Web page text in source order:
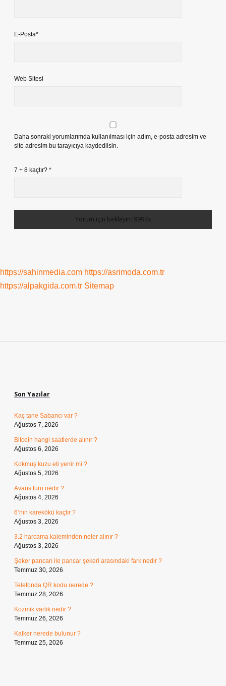
E-Posta*
Web Sitesi
Daha sonraki yorumlarımda kullanılması için adım, e-posta adresim ve
site adresim bu tarayıcıya kaydedilsin.
7 + 8 kaçtır? *
https://sahinmedia.com https://asrimoda.com.tr
https://alpakgida.com.tr Sitemap
Son Yazılar
Kaç tane Sabancı var ?
Ağustos 7, 2026
Bitcoin hangi saatlerde alınır ?
Ağustos 6, 2026
Kokmuş kuzu eti yenir mi ?
Ağustos 5, 2026
Avans türü nedir ?
Ağustos 4, 2026
6’nın karekökü kaçtır ?
Ağustos 3, 2026
3.2 harcama kaleminden neler alınır ?
Ağustos 3, 2026
Şeker pancarı ile pancar şekeri arasındaki fark nedir ?
Temmuz 30, 2026
Telefonda QR kodu nerede ?
Temmuz 28, 2026
Kozmik varlık nedir ?
Temmuz 26, 2026
Kalker nerede bulunur ?
Temmuz 25, 2026